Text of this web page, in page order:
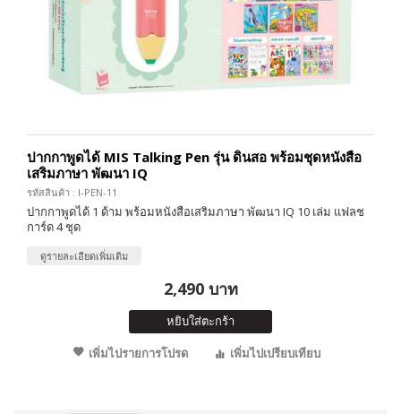
ปากกาพูดได้ MIS Talking Pen รุ่น ดินสอ พร้อมชุดหนังสือ
เสริมภาษา พัฒนา IQ
รหัสสินค้า : I-PEN-11
ปากกาพูดได้ 1 ด้าม พร้อมหนังสือเสริมภาษา พัฒนา IQ 10 เล่ม แฟลช
การ์ด 4 ชุด
ดูรายละเอียดเพิ่มเติม
2,490 บาท
หยิบใส่ตะกร้า
เพิ่มไปรายการโปรด
เพิ่มไปเปรียบเทียบ